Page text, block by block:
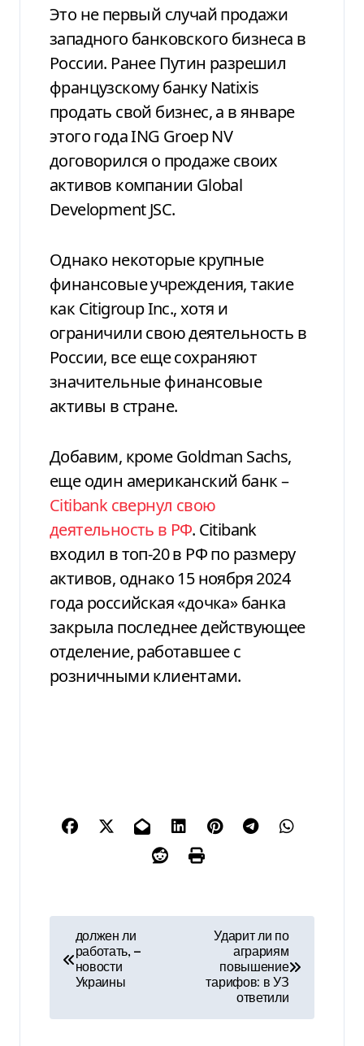
Это не первый случай продажи
западного банковского бизнеса в
России. Ранее Путин разрешил
французскому банку Natixis
продать свой бизнес, а в январе
этого года ING Groep NV
договорился о продаже своих
активов компании Global
Development JSC.
Однако некоторые крупные
финансовые учреждения, такие
как Citigroup Inc., хотя и
ограничили свою деятельность в
России, все еще сохраняют
значительные финансовые
активы в стране.
Добавим, кроме Goldman Sachs,
еще один американский банк –
Citibank свернул свою
деятельность в РФ. Citibank
входил в топ-20 в РФ по размеру
активов, однако 15 ноября 2024
года российская «дочка» банка
закрыла последнее действующее
отделение, работавшее с
розничными клиентами.
должен ли
работать, —
новости
Украины
Ударит ли по
аграриям
повышение
тарифов: в УЗ
ответили